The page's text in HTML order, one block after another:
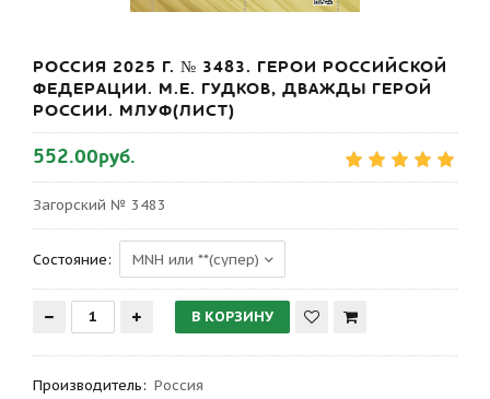
РОССИЯ 2025 Г. № 3483. ГЕРОИ РОССИЙСКОЙ
ФЕДЕРАЦИИ. М.Е. ГУДКОВ, ДВАЖДЫ ГЕРОЙ
РОССИИ. МЛУФ(ЛИСТ)
552.00руб.
Загорский № 3483
Состояние:
Производитель: Россия